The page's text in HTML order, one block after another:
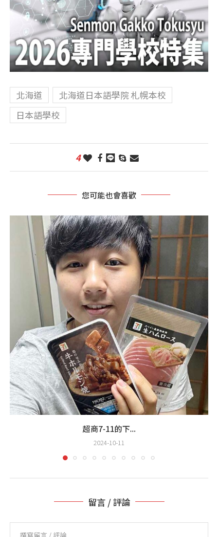
北海道
北海道日本語學院 札幌本校
日本語學校
4
您可能也會喜歡
超商7-11的下...
2024-10-11
留言 / 評論